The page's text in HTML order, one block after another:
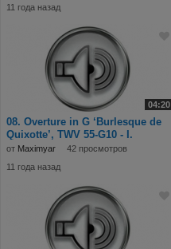
11 года назад
04:20
08. Overture in G ‘Burlesque de
Quixotte’, TWV 55-G10 - I.
Ouverture.m
от Maximyar
42 просмотров
11 года назад